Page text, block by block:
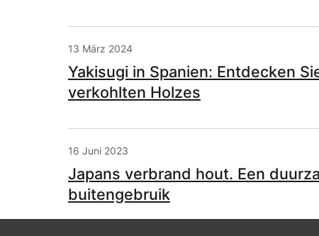
13 März 2024
Yakisugi in Spanien: Entdecken
verkohlten Holzes
16 Juni 2023
Japans verbrand hout. Een
buitengebruik